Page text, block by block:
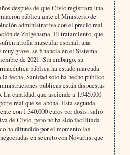
después de que Civio registrara una
pública ante el Ministerio de
administrativa con el precio real
de Zolgensma. El tratamiento, que
atrofia muscular espinal, una
grave, se financia en el Sistema
de 2021. Sin embargo, su
pública ha estado marcada
la fecha, Sanidad solo ha hecho público
públicas están dispuestas
cantidad, que asciende a 1.945.000
real que se abona. Esta segunda
con 1.340.000 euros por dosis, salió
de Civio, pero no ha sido facilitada
ha difundido por el momento las
en secreto con Novartis, que